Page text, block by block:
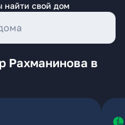
найти свой дом
Рахманинова в